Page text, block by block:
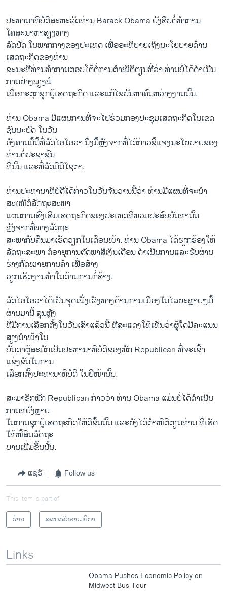
ລາຍງານ
ຕິດຕາມພວກເຮົາ ທີ່
ພາສາຕ່າງໆ
ປະທານາທິບໍດີສະຫະລັດທ່ານ Barack Obama ຍັງສືບຕໍ່ທຳການ
ໂຄສະນາຫາສຽງທາງ
ລົດບັດ ໃນພາກກາງຂອງປະເທດ ເພື່ອອະທິບາຍເຖິງນະໂຍບາຍດ້ານ
ເສດຖະກິດຂອງທ່ານ
ຂະນະທີ່ທ່ານທຳການຕອບໂຕ້ຕໍ່ການຕຳໜິຕິຕຽນທີ່ວ່າ ທ່ານບໍ່ໄດ້ດຳເນີນ
ການຢ່າງພຽງພໍ
ເພື່ອກະຕຸກຊຸກຍູ້ເສດຖະກິດ ແລະແກ້ໄຂບັນຫາຄົນຫວ່າງງານນັ້ນ.
ທ່ານ Obama ມີແຜນການທີ່ຈະໄປຮ່ວມກອງປະຊຸມເສດຖະກິດໃນເຂດ
ຊົນນະບົດ ໃນວັນ
ອັງຄານມື້ນີ້​ທີ່ລັດໄອໂອວາ​ ນຶ່ງມື້ຫຼັງຈາກທີ່ໄດ້ກ່າວຊີ້ແຈງນະໂຍບາຍຂອງ
ທ່ານຕໍ່ປະຊາຊົນ
ທີ່ນັ້ນ ແລະທີ່ລັດມິນີໂຊຕາ.
ທ່ານປະທານາທິບໍດີໄດ້ກ່າວໃນວັນຈັນວານນີ້ວ່າ ທ່ານມີແຜນທີ່ຈະນໍາ
ສະເໜີຕໍ່ລັດຖະສະພາ
ແຜນການສົ່ງເສີມເສດຖະກິດຂອງປະເທດທີ່ພວມປະສົບບັນຫານັ້ນ
ຫຼັງຈາກທີ່ທາງລັດຖະ
ສະພາກັບຄືນມາເຮັດວຽກໃນເດືອນໜ້າ. ທ່ານ Obama ໄດ້ຮຽກຮ້ອງໃຫ້
ລັດຖະສະພາ ຕໍ່ອາຍຸການຕັດພາສີເງິນເດືອນ ດຳເນີນການແລະຮັບຜ່ານ
ຮ່າງກົດໝາຍການຄ້າ ເພື່ອສ້າງ
ວຽກເຮັດງານທຳໃນດ້ານການກໍ່ສ້າງ.
ລັດໄອໂອວາໄດ້ເປັນຈຸດເພັ່ງເລັງທາງດ້ານການເມືອງໃນໄລຍະຫຼາຍໆມື້
ຜ່ານມານີ້ ລຸນຫຼັງ
ທີ່ມີການເລືອກຕັ້ງໃນວັນເສົາແລ້ວນີ້ ທີ່​ສະແດງໃຫ້ເຫັນວ່າຜູ້ໃດມີຄະແນນ
ສຽງນຳໜ້າໃນ
ບັນດາຜູ້ສະມັກເປັນປະທານາທິບໍດີຂອງພັກ Republican ທີ່ຈະເຂົ້າ
ແຂ່ງຂັນໃນການ
ເລືອກຕັ້ງປະທານາທິບໍດີ ໃນປີໜ້ານັ້ນ.
ສະມາຊິກພັກ Republican ກ່າວວ່າ ທ່ານ Obama ແມ່ນບໍ່ໄດ້ດຳເນີນ
ການຫຍັງຫຼາຍ
ໃນການຊຸກຍູ້ເສດຖະກິດໃຫ້ດີຂຶ້ນນັ້ນ ແລະຍັງໄດ້ຕຳໜິຕິຕຽນທ່ານ ທີ່ເຮັດ
ໃຫ້ໜີ້ສິນລັດຖະ
ບານເພີ່ມຂຶ້ນນັ້ນ.
ແຊຣ໌ Follow us
This item is part of
ຂ່າວ
ສະຫະລັດອາເມຣິກາ
Links
Obama Pushes Economic Policy on
Midwest Bus Tour